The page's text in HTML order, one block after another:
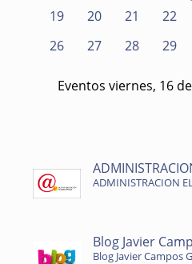
19
20 21 22
26
27 28 29
Eventos viernes, 16
ADMINISTRACION
Blog Javier
Blog Javier Campos